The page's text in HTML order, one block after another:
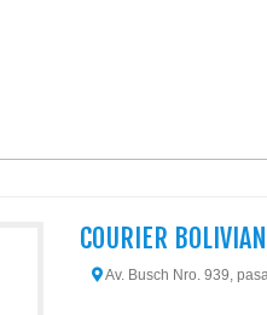
COURIER
Av. Busch Nro. 939,